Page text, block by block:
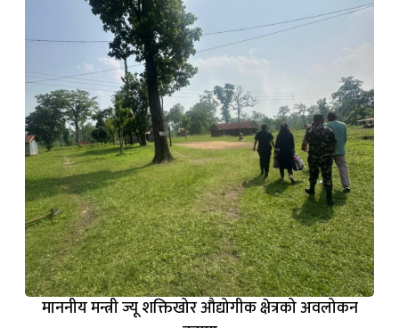
माननीय मन्त्री ज्यू शक्तिखोर औद्योगीक क्षेत्रको अवलोकन